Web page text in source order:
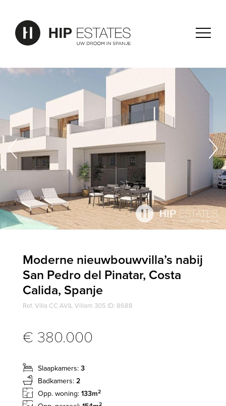
Moderne nieuwbouwvilla’s nabij
San Pedro del Pinatar, Costa
Calida, Spanje
Ref. Villa CC AVIL Villam 305 ID: 8688
€ 380.000
Slaapkamers: 3
Badkamers: 2
Opp. woning: 133m2
2